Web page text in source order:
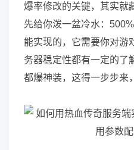
爆率修改的关键，其实就
先给你泼一盆冷水：
能实现的，它需要你对游
务器稳定性都有一定的了
都爆神装，这得一步步来